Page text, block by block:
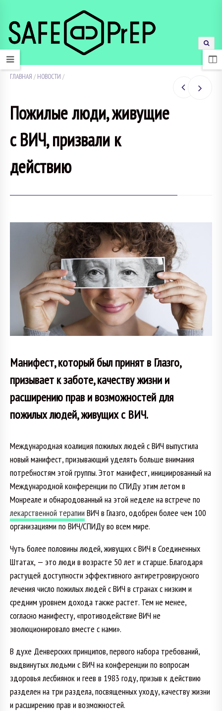
ГЛАВНАЯ / НОВОСТИ /
Пожилые люди, живущие
с ВИЧ, призвали к
действию
Манифест, который был принят в Глазго,
призывает к заботе, качеству жизни и
расширению прав и возможностей для
пожилых людей, живущих с ВИЧ.
Международная коалиция пожилых людей с ВИЧ выпустила
новый манифест, призывающий уделять больше внимания
потребностям этой группы. Этот манифест, инициированный на
Международной конференции по СПИДу этим летом в
Монреале и обнародованный на этой неделе на встрече по
лекарственной терапии ВИЧ в Глазго, одобрен более чем 100
организациями по ВИЧ/СПИДу во всем мире.
Чуть более половины людей, живущих с ВИЧ в Соединенных
Штатах, — это люди в возрасте 50 лет и старше. Благодаря
растущей доступности эффективного антиретровирусного
лечения число пожилых людей с ВИЧ в странах с низким и
средним уровнем дохода также растет. Тем не менее,
согласно манифесту, «противодействие ВИЧ не
эволюционировало вместе с нами».
В духе Денверских принципов, первого набора требований,
выдвинутых людьми с ВИЧ на конференции по вопросам
здоровья лесбиянок и геев в 1983 году, призыв к действию
разделен на три раздела, посвященных уходу, качеству жизни
и расширению прав и возможностей.